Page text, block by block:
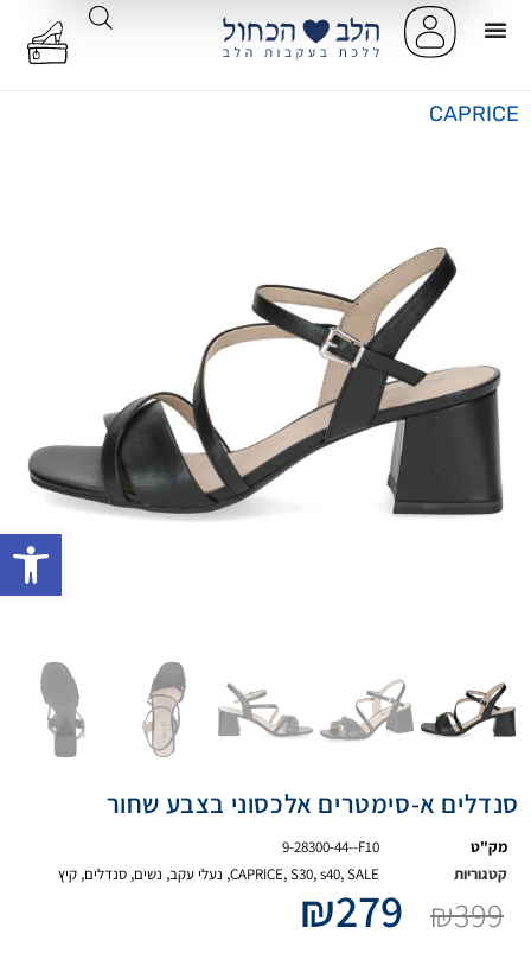
CAPRICE
סנדלים א-סימטרים אלכסוני בצבע שחור
מק"ט
9-28300-44--F10
קטגוריות
CAPRICE,S30,s40,SALE
, נעלי עקב, נשים, סנדלים, קיץ
₪399
₪279